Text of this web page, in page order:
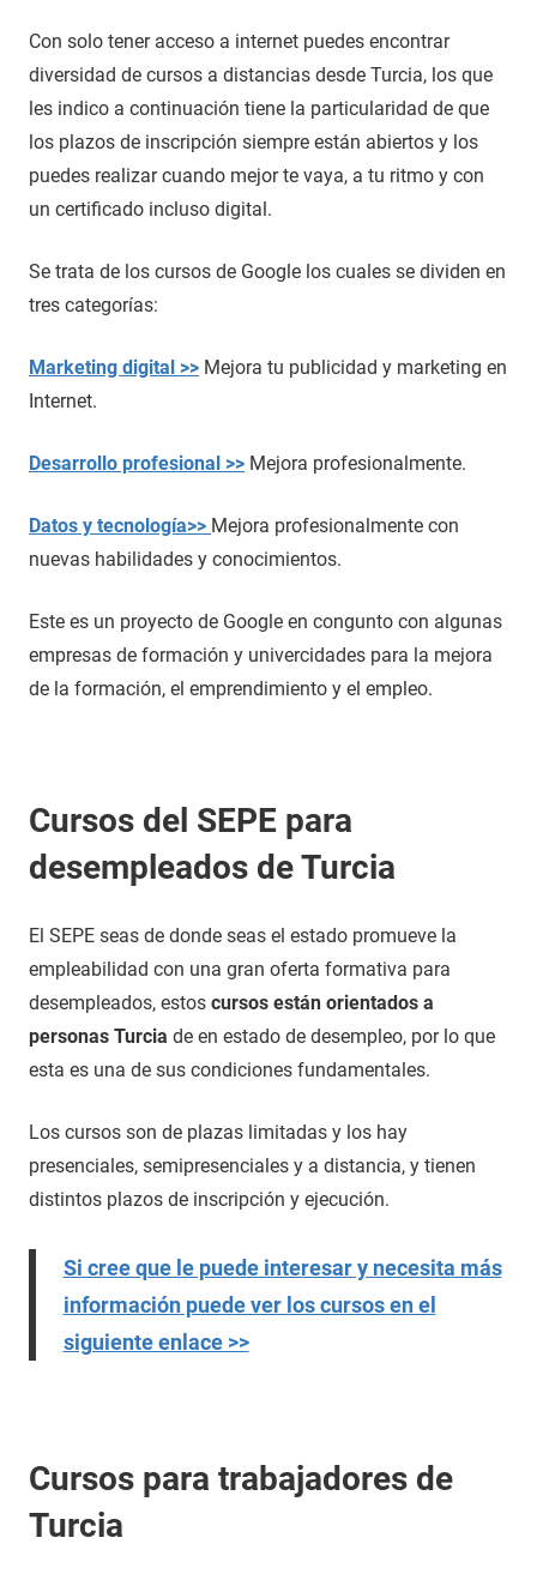
Con solo tener acceso a internet puedes encontrar
diversidad de cursos a distancias desde Turcia, los que
les indico a continuación tiene la particularidad de que
los plazos de inscripción siempre están abiertos y los
puedes realizar cuando mejor te vaya, a tu ritmo y con
un certificado incluso digital.
Se trata de los cursos de Google los cuales se dividen en
tres categorías:
Marketing digital >> Mejora tu publicidad y marketing en
Internet.
Desarrollo profesional >> Mejora profesionalmente.
Datos y tecnología>> Mejora profesionalmente con
nuevas habilidades y conocimientos.
Este es un proyecto de Google en congunto con algunas
empresas de formación y univercidades para la mejora
de la formación, el emprendimiento y el empleo.
Cursos del SEPE para
desempleados de Turcia
El SEPE seas de donde seas el estado promueve la
empleabilidad con una gran oferta formativa para
desempleados, estos cursos están orientados a
personas Turcia de en estado de desempleo, por lo que
esta es una de sus condiciones fundamentales.
Los cursos son de plazas limitadas y los hay
presenciales, semipresenciales y a distancia, y tienen
distintos plazos de inscripción y ejecución.
Si cree que le puede interesar y necesita más
información puede ver los cursos en el
siguiente enlace >>
Cursos para trabajadores de
Turcia